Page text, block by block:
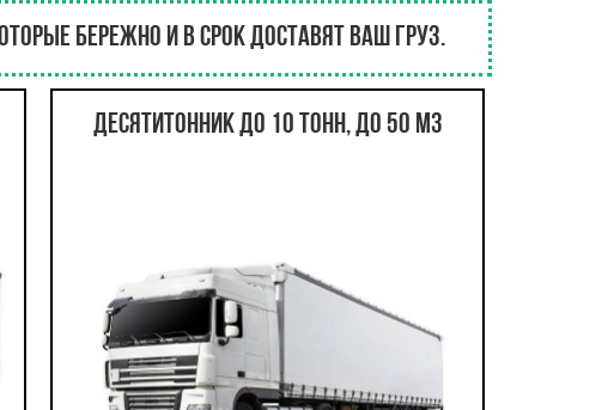
бережно и в срок доставят ваш груз.
Десятитонник до 10 тонн, до 50 м3